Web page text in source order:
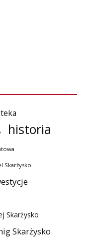
historia
Skarżysko
Skarżysko
Skarżysko